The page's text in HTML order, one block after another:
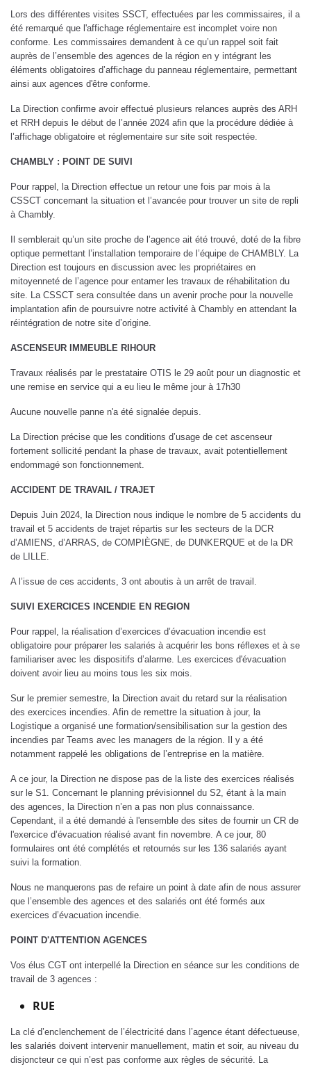
Lors des différentes visites SSCT, effectuées par les commissaires, il a
été remarqué que l'affichage réglementaire est incomplet voire non
conforme. Les commissaires demandent à ce qu’un rappel soit fait
auprès de l’ensemble des agences de la région en y intégrant les
éléments obligatoires d’affichage du panneau réglementaire, permettant
ainsi aux agences d'être conforme.
La Direction confirme avoir effectué plusieurs relances auprès des ARH
et RRH depuis le début de l’année 2024 afin que la procédure dédiée à
l’affichage obligatoire et réglementaire sur site soit respectée.
CHAMBLY : POINT DE SUIVI
Pour rappel, la Direction effectue un retour une fois par mois à la
CSSCT concernant la situation et l’avancée pour trouver un site de repli
à Chambly.
Il semblerait qu’un site proche de l’agence ait été trouvé, doté de la fibre
optique permettant l’installation temporaire de l’équipe de CHAMBLY. La
Direction est toujours en discussion avec les propriétaires en
mitoyenneté de l’agence pour entamer les travaux de réhabilitation du
site. La CSSCT sera consultée dans un avenir proche pour la nouvelle
implantation afin de poursuivre notre activité à Chambly en attendant la
réintégration de notre site d’origine.
ASCENSEUR IMMEUBLE RIHOUR
Travaux réalisés par le prestataire OTIS le 29 août pour un diagnostic et
une remise en service qui a eu lieu le même jour à 17h30
Aucune nouvelle panne n'a été signalée depuis.
La Direction précise que les conditions d’usage de cet ascenseur
fortement sollicité pendant la phase de travaux, avait potentiellement
endommagé son fonctionnement.
ACCIDENT DE TRAVAIL / TRAJET
Depuis Juin 2024, la Direction nous indique le nombre de 5 accidents du
travail et 5 accidents de trajet répartis sur les secteurs de la DCR
d’AMIENS, d’ARRAS, de COMPIÈGNE, de DUNKERQUE et de la DR
de LILLE.
A l’issue de ces accidents, 3 ont aboutis à un arrêt de travail.
SUIVI EXERCICES INCENDIE EN REGION
Pour rappel, la réalisation d’exercices d’évacuation incendie est
obligatoire pour préparer les salariés à acquérir les bons réflexes et à se
familiariser avec les dispositifs d’alarme. Les exercices d'évacuation
doivent avoir lieu au moins tous les six mois.
Sur le premier semestre, la Direction avait du retard sur la réalisation
des exercices incendies. Afin de remettre la situation à jour, la
Logistique a organisé une formation/sensibilisation sur la gestion des
incendies par Teams avec les managers de la région. Il y a été
notamment rappelé les obligations de l’entreprise en la matière.
A ce jour, la Direction ne dispose pas de la liste des exercices réalisés
sur le S1. Concernant le planning prévisionnel du S2, étant à la main
des agences, la Direction n’en a pas non plus connaissance.
Cependant, il a été demandé à l'ensemble des sites de fournir un CR de
l'exercice d’évacuation réalisé avant fin novembre. A ce jour, 80
formulaires ont été complétés et retournés sur les 136 salariés ayant
suivi la formation.
Nous ne manquerons pas de refaire un point à date afin de nous assurer
que l’ensemble des agences et des salariés ont été formés aux
exercices d’évacuation incendie.
POINT D'ATTENTION AGENCES
Vos élus CGT ont interpellé la Direction en séance sur les conditions de
travail de 3 agences :
RUE
La clé d’enclenchement de l’électricité dans l’agence étant défectueuse,
les salariés doivent intervenir manuellement, matin et soir, au niveau du
disjoncteur ce qui n’est pas conforme aux règles de sécurité. La